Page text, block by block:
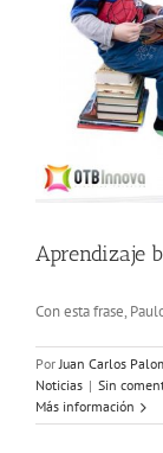
Aprendizaje
Con esta frase,
Por Juan Carlos
Noticias | Sin
Más información